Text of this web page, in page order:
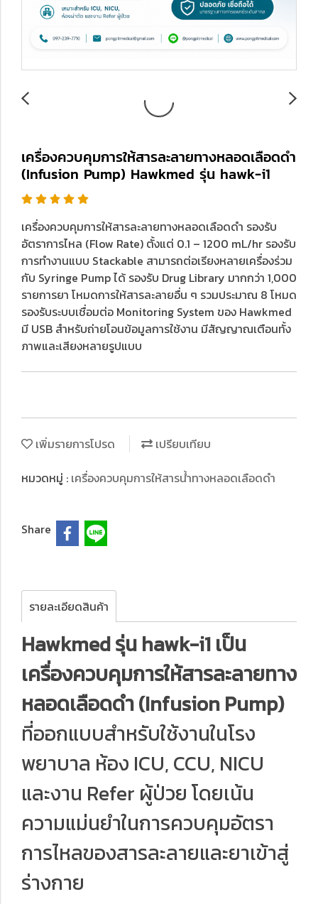
เครื่องควบคุมการให้สารละลายทางหลอดเลือดดำ
(Infusion Pump) Hawkmed รุ่น hawk-i1
เครื่องควบคุมการให้สารละลายทางหลอดเลือดดำ รองรับ
อัตราการไหล (Flow Rate) ตั้งแต่ 0.1 – 1200 mL/hr รองรับ
การทำงานแบบ Stackable สามารถต่อเรียงหลายเครื่องร่วม
กับ Syringe Pump ได้ รองรับ Drug Library มากกว่า 1,000
รายการยา โหมดการให้สารละลายอื่น ๆ รวมประมาณ 8 โหมด
รองรับระบบเชื่อมต่อ Monitoring System ของ Hawkmed
มี USB สำหรับถ่ายโอนข้อมูลการใช้งาน มีสัญญาณเตือนทั้ง
ภาพและเสียงหลายรูปแบบ
เพิ่มรายการโปรด
เปรียบเทียบ
หมวดหมู่ : เครื่องควบคุมการให้สารน้ําทางหลอดเลือดดํา
Share
รายละเอียดสินค้า
Hawkmed รุ่น hawk-i1 เป็น
เครื่องควบคุมการให้สารละลายทาง
หลอดเลือดดำ (Infusion Pump)
ที่ออกแบบสำหรับใช้งานในโรง
พยาบาล ห้อง ICU, CCU, NICU
และงาน Refer ผู้ป่วย โดยเน้น
ความแม่นยำในการควบคุมอัตรา
การไหลของสารละลายและยาเข้าสู่
ร่างกาย